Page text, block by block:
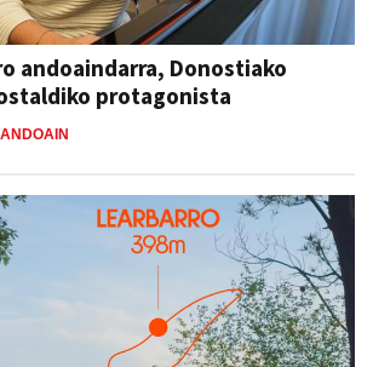
andoaindarra, Donostiako
protagonista
ANDOAIN